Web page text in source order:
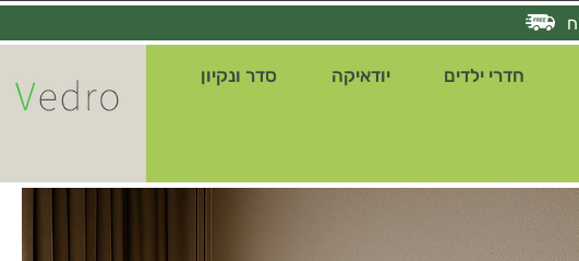
חדרי ילדים יודאיקה סדר ונקיון